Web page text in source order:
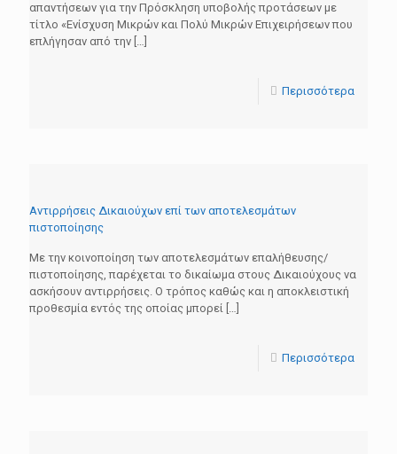
απαντήσεων για την Πρόσκληση υποβολής προτάσεων με
τίτλο «Ενίσχυση Μικρών και Πολύ Μικρών Επιχειρήσεων που
επλήγησαν από την […]
Περισσότερα
Αντιρρήσεις Δικαιούχων επί των αποτελεσμάτων
πιστοποίησης
Με την κοινοποίηση των αποτελεσμάτων επαλήθευσης/
πιστοποίησης, παρέχεται το δικαίωμα στους Δικαιούχους να
ασκήσουν αντιρρήσεις. Ο τρόπος καθώς και η αποκλειστική
προθεσμία εντός της οποίας μπορεί […]
Περισσότερα